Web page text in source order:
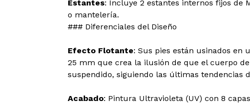
Estantes: Incluye 2 estantes internos fijos de
o mantelería.
### Diferenciales del Diseño
Efecto Flotante: Sus pies están usinados en
25 mm que crea la ilusión de que el cuerpo
suspendido, siguiendo las últimas tendencias
Acabado: Pintura Ultravioleta (UV) con 8